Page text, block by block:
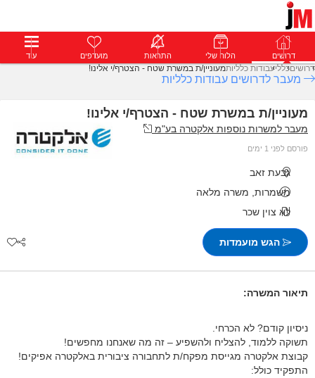
דרושים פרופילים הודעות פרימיום דרושים הלוח שלי התראות מועדפים עוד
דרושיםכלליעבודות כלליותמעוניין/ת במשרת שטח - הצטרף/י אלינו!
מעבר לדרושים עבודות כלליות
מעוניין/ת במשרת שטח - הצטרף/י אלינו!
מעבר למשרות נוספות אלקטרה בע"מ
פורסם לפני 1 ימים
גבעת זאב
משמרות, משרה מלאה
לא צוין שכר
הגש מועמדות
תיאור המשרה:
ניסיון קודם? לא הכרחי.
תשוקה ללמוד, להצליח ולהשפיע – זה מה שאנחנו מחפשים!
קבוצת אלקטרה מגייסת מפקח/ת לתחבורה ציבורית באלקטרה אפיקים!
התפקיד כולל: